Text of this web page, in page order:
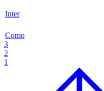
Inter
Como
3
2
1